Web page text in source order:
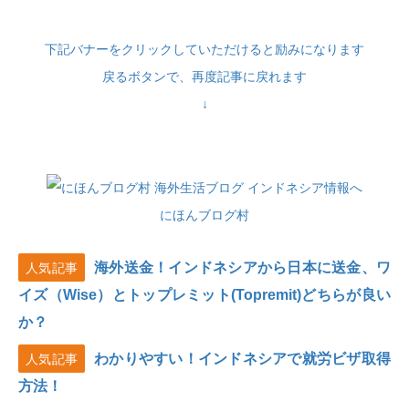
下記バナーをクリックしていただけると励みになります
戻るボタンで、再度記事に戻れます
↓
にほんブログ村
人気記事
海外送金！インドネシアから日本に送金、ワ
イズ（Wise）とトップレミット(Topremit)どちらが良い
か？
人気記事
わかりやすい！インドネシアで就労ビザ取得
方法！